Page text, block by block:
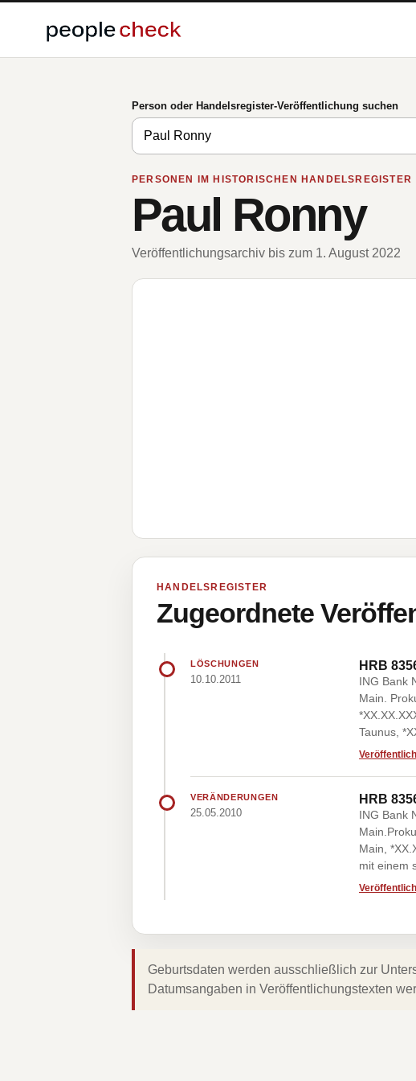
Person oder Handelsregister-Veröffentlichung suchen
PERSONEN IM HISTORISCHEN HANDELSREGISTER
Paul Ronny
Veröffentlichungsarchiv bis zum 1. August 2022
HANDELSREGISTER
Zugeordnete
LÖSCHUNGEN
10.10.2011
HRB
ING Bank
Main.
Taunus,
VERÄNDERUNGEN
25.05.2010
HRB
ING Bank
Main,
mit einem
Geburtsdaten werden ausschließlich zur
Datumsangaben in Veröffentlichungstexten